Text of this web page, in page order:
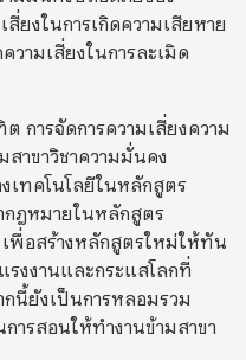
ยงในการเกิดความเสียหาย
วามเสี่ยงในการละเมิด
ารจัดการความเสี่ยงความ
สาขาวิชาความมั่นคง
งเทคโนโลยีในหลักสูตร
กฎหมายในหลักสูตร
เพื่อสร้างหลักสูตรใหม่ให้ทัน
รงงานและกระแสโลกที่
กนี้ยังเป็นการหลอมรวม
ารสอนให้ทำงานข้ามสาขา